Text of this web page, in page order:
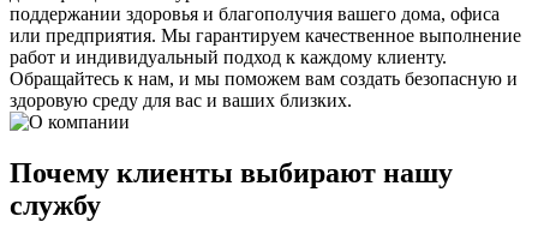
поддержании здоровья и благополучия вашего дома, офиса
или предприятия. Мы гарантируем качественное выполнение
работ и индивидуальный подход к каждому клиенту.
Обращайтесь к нам, и мы поможем вам создать безопасную и
здоровую среду для вас и ваших близких.
Почему клиенты выбирают нашу
службу